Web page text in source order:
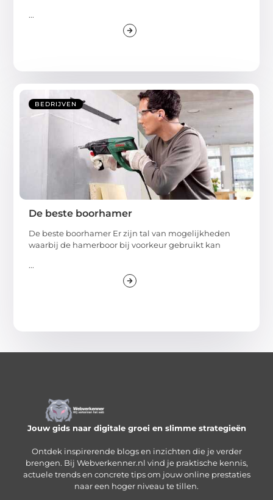
...
BEDRIJVEN
De beste boorhamer
De beste boorhamer Er zijn tal van mogelijkheden
waarbij de hamerboor bij voorkeur gebruikt kan
...
Jouw gids naar digitale groei en slimme strategieën
Ontdek inspirerende blogs en inzichten die je verder
brengen. Bij Webverkenner.nl vind je praktische kennis,
actuele trends en concrete tips om jouw online prestaties
naar een hoger niveau te tillen.